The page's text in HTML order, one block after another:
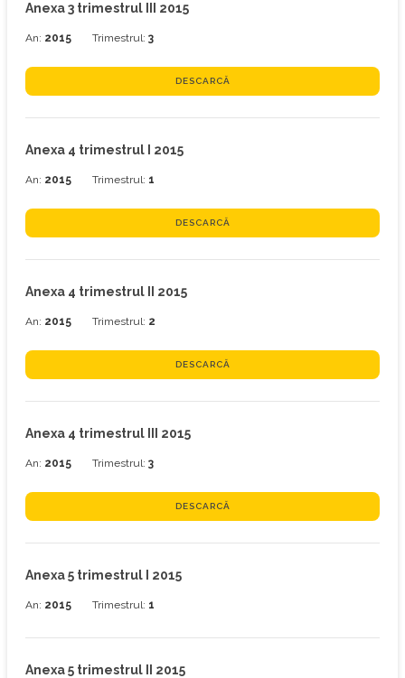
Anexa 3 trimestrul III 2015
An: 2015 Trimestrul: 3
DESCARCĂ
Anexa 4 trimestrul I 2015
An: 2015 Trimestrul: 1
DESCARCĂ
Anexa 4 trimestrul II 2015
An: 2015 Trimestrul: 2
DESCARCĂ
Anexa 4 trimestrul III 2015
An: 2015 Trimestrul: 3
DESCARCĂ
Anexa 5 trimestrul I 2015
An: 2015 Trimestrul: 1
Anexa 5 trimestrul II 2015